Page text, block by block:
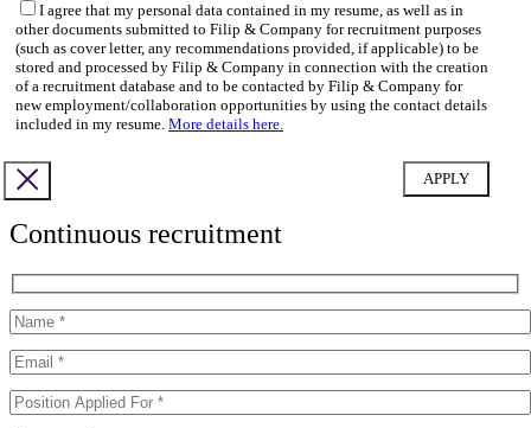
I agree that my personal data contained in my resume, as well as in
other documents submitted to Filip & Company for recruitment purposes
(such as cover letter, any recommendations provided, if applicable) to be
stored and processed by Filip & Company in connection with the creation
of a recruitment database and to be contacted by Filip & Company for
new employment/collaboration opportunities by using the contact details
included in my resume. More details here.
Continuous recruitment